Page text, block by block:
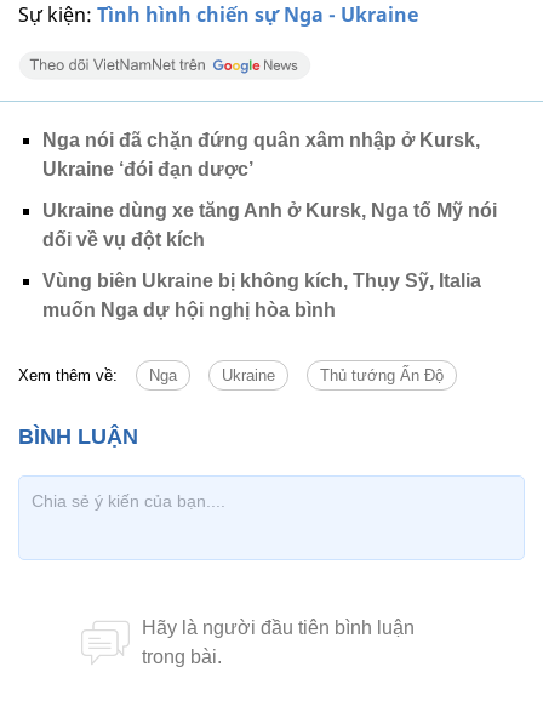
Sự kiện: Tình hình chiến sự Nga - Ukraine
Nga nói đã chặn đứng quân xâm nhập ở Kursk,
Ukraine ‘đói đạn dược’
Ukraine dùng xe tăng Anh ở Kursk, Nga tố Mỹ nói
dối về vụ đột kích
Vùng biên Ukraine bị không kích, Thụy Sỹ, Italia
muốn Nga dự hội nghị hòa bình
Xem thêm về: Nga Ukraine Thủ tướng Ấn Độ